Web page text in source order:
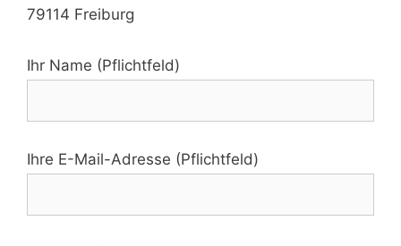
79114 Freiburg
Ihr Name (Pflichtfeld)
Ihre E-Mail-Adresse (Pflichtfeld)